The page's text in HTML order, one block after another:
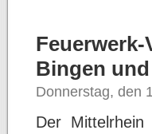
Bingen
Donnerstag, den
Der